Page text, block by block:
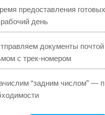
предоставления
день
документы
с трек-номером
“задним числом” —